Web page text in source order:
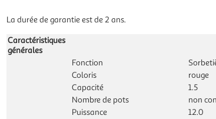
La durée de garantie est de 2 ans.
Caractéristiques
générales
Fonction
Coloris
rouge
Capacité
1.5
Nombre de pots
non
Puissance
12.0